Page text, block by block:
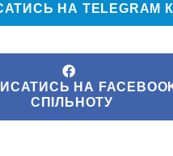
НА TELEGRAM
НА
СПІЛЬНОТУ